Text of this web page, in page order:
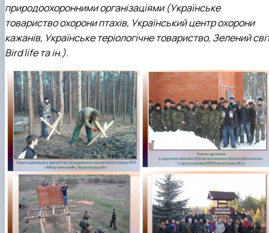
природоохоронними організаціями (Українське
товариство охорони птахів, Український центр охорони
кажанів, Українське теріологічне товариство, Зелений
Bird life та ін.).